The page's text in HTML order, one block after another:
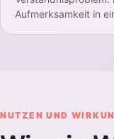
Aufmerksamkeit in
NUTZEN UND